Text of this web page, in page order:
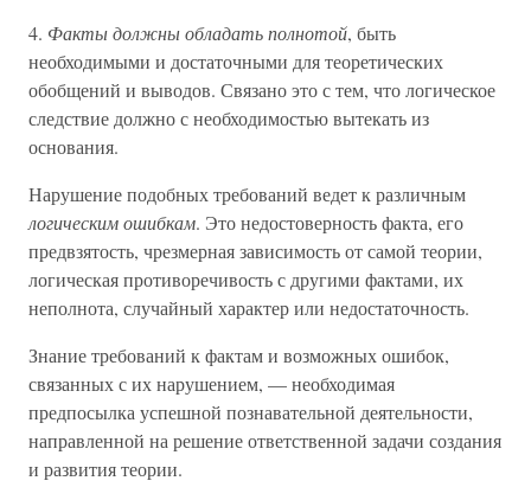
4. Факты должны обладать полнотой, быть
необходимыми и достаточными для теоретических
обобщений и выводов. Связано это с тем, что логическое
следствие должно с необходимостью вытекать из
основания.
Нарушение подобных требований ведет к различным
логическим ошибкам. Это недостоверность факта, его
предвзятость, чрезмерная зависимость от самой теории,
логическая противоречивость с другими фактами, их
неполнота, случайный характер или недостаточность.
Знание требований к фактам и возможных ошибок,
связанных с их нарушением, — необходимая
предпосылка успешной познавательной деятельности,
направленной на решение ответственной задачи создания
и развития теории.